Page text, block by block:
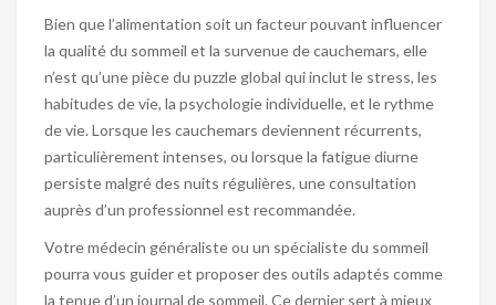
Bien que l’alimentation soit un facteur pouvant influencer
la qualité du sommeil et la survenue de cauchemars, elle
n’est qu’une pièce du puzzle global qui inclut le stress, les
habitudes de vie, la psychologie individuelle, et le rythme
de vie. Lorsque les cauchemars deviennent récurrents,
particulièrement intenses, ou lorsque la fatigue diurne
persiste malgré des nuits régulières, une consultation
auprès d’un professionnel est recommandée.
Votre médecin généraliste ou un spécialiste du sommeil
pourra vous guider et proposer des outils adaptés comme
la tenue d’un journal de sommeil. Ce dernier sert à mieux